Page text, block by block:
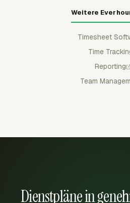
Weitere
Timesheet
Time
Reporting
Team
Dienstpläne in